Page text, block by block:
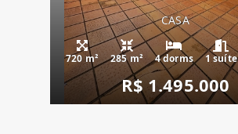
CASA
720 m² 285 m² 4 dorms 1 suíte
R$ 1.495.000